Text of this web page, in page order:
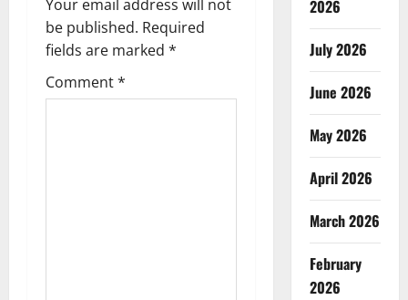
i
g
a
Your email address will not
be published. Required
fields are marked *
Comment*
2026
July 2026
June 2026
May 2026
April 2026
March 2026
February
2026